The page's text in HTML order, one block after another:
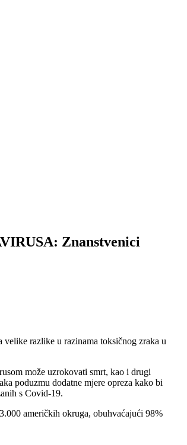
Znanstvenici
razlike u razinama toksičnog zraka u
može uzrokovati smrt, kao i drugi
poduzmu dodatne mjere opreza kako bi
s Covid-19.
američkih okruga, obuhvaćajući 98%